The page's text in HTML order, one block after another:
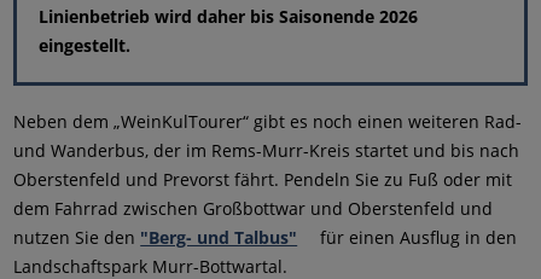
Linienbetrieb wird daher bis Saisonende 2026
eingestellt.
Neben dem „WeinKulTourer“ gibt es noch einen weiteren Rad-
und Wanderbus, der im Rems-Murr-Kreis startet und bis nach
Oberstenfeld und Prevorst fährt. Pendeln Sie zu Fuß oder mit
dem Fahrrad zwischen Großbottwar und Oberstenfeld und
nutzen Sie den "Berg- und Talbus"
für einen Ausflug in den
Landschaftspark Murr-Bottwartal.